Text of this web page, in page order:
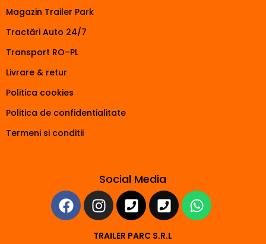
Magazin Trailer Park
Tractări Auto 24/7
Transport RO–PL
Livrare & retur
Politica cookies
Politica de confidentialitate
Termeni si conditii
Social Media
TRAILER PARC S.R.L